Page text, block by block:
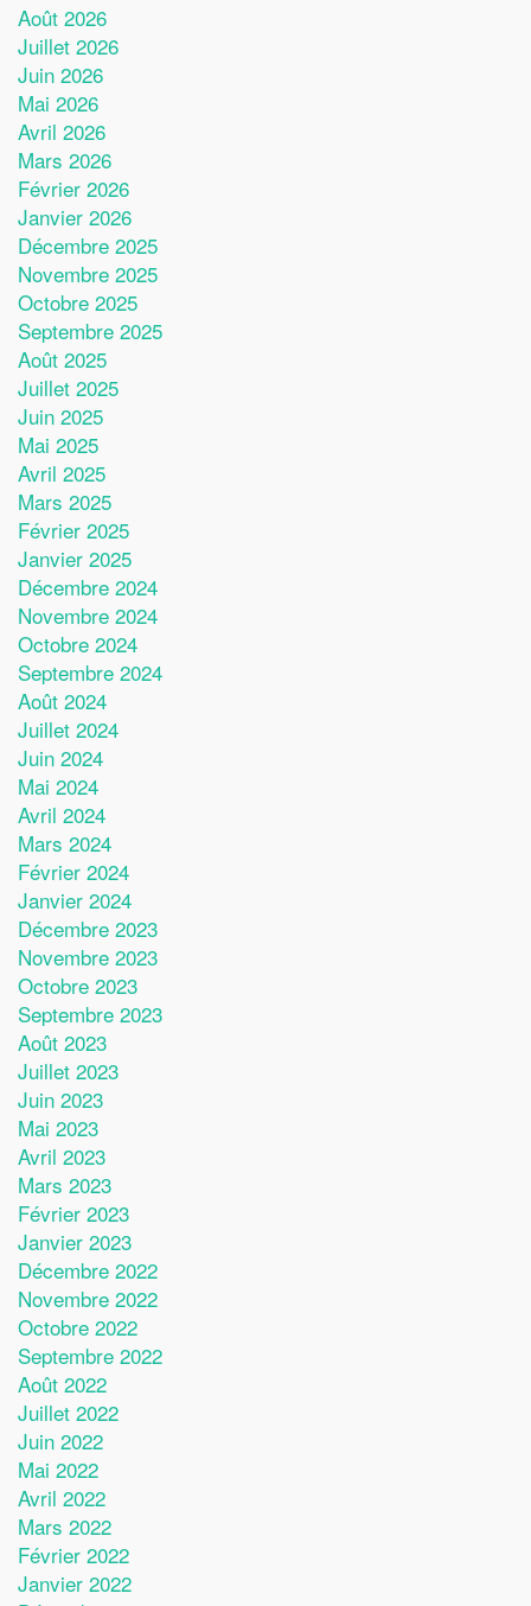
Août 2026
Juillet 2026
Juin 2026
Mai 2026
Avril 2026
Mars 2026
Février 2026
Janvier 2026
Décembre 2025
Novembre 2025
Octobre 2025
Septembre 2025
Août 2025
Juillet 2025
Juin 2025
Mai 2025
Avril 2025
Mars 2025
Février 2025
Janvier 2025
Décembre 2024
Novembre 2024
Octobre 2024
Septembre 2024
Août 2024
Juillet 2024
Juin 2024
Mai 2024
Avril 2024
Mars 2024
Février 2024
Janvier 2024
Décembre 2023
Novembre 2023
Octobre 2023
Septembre 2023
Août 2023
Juillet 2023
Juin 2023
Mai 2023
Avril 2023
Mars 2023
Février 2023
Janvier 2023
Décembre 2022
Novembre 2022
Octobre 2022
Septembre 2022
Août 2022
Juillet 2022
Juin 2022
Mai 2022
Avril 2022
Mars 2022
Février 2022
Janvier 2022